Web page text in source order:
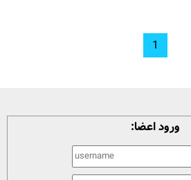
1
ورود اعضا: